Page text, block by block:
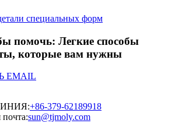
помочь: Легкие способы
которые вам нужны
EMAIL
+86-379-62189918
sun@tjmoly.com